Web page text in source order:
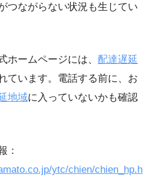
つながらない状況も生じてい
ホームページには、 配達遅延
ています。電話する前に、お
地域に入っていないかも確認
：
ytc/chien/chien_hp.h